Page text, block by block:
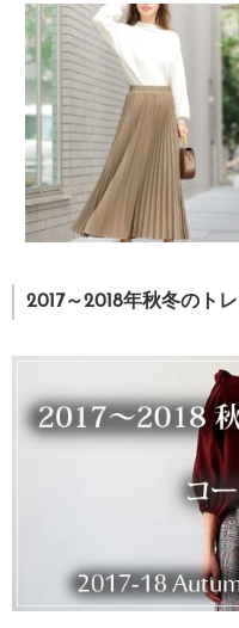
2017～2018年秋冬のト